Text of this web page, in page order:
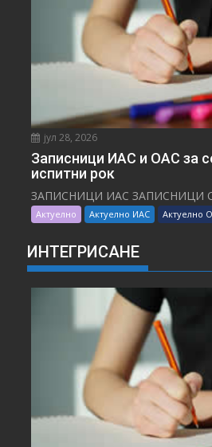
јул 28, 2026
Записници ИАС и ОАС за
испитни рок
ЗАПИСНИЦИ ИАС ЗАПИСНИЦИ
Актуелно Актуелно ИАС Актуелно
ИНТЕГРИСАНЕ